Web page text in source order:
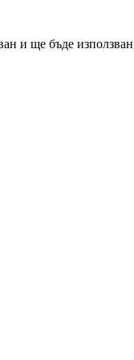
и ще бъде